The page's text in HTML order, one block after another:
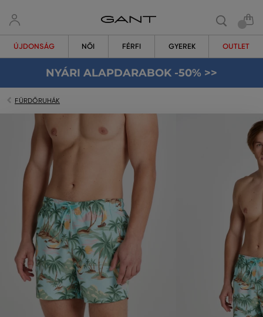
ÚJDONSÁG NŐI FÉRFI GYEREK OUTLET
NYÁRI ALAPDARABOK -50% >>
FÜRDŐRUHÁK